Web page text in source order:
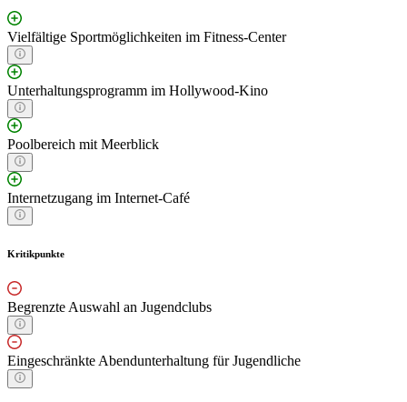
Vielfältige Sportmöglichkeiten im Fitness-Center
Unterhaltungsprogramm im Hollywood-Kino
Poolbereich mit Meerblick
Internetzugang im Internet-Café
Kritikpunkte
Begrenzte Auswahl an Jugendclubs
Eingeschränkte Abendunterhaltung für Jugendliche